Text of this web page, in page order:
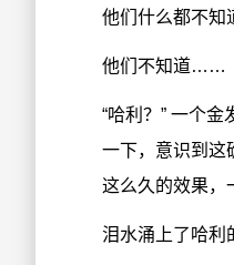
他们什么都不知
他们不知道……
“哈利？” 一个
一下，意识到这
这么久的效果
泪水涌上了哈利